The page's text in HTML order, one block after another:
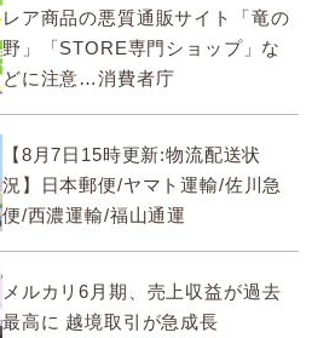
レア商品の悪質通販サイト「竜の
野」「STORE専門ショップ」な
どに注意…消費者庁
【8月7日15時更新:物流配送状
況】日本郵便/ヤマト運輸/佐川急
便/西濃運輸/福山通運
メルカリ6月期、売上収益が過去
最高に 越境取引が急成長